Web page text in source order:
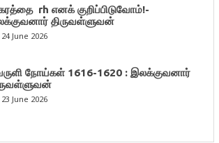
rh எனக் குறிப்பிடுவோம்!-
திருவள்ளுவன்
24 June 2026
நோய்கள் 1616-1620 : இலக்குவனார்
23 June 2026